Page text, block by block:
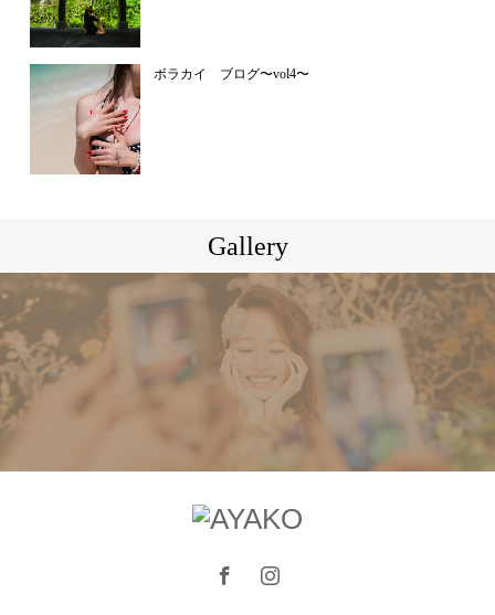
ボラカイ ブログ〜vol4〜
Gallery